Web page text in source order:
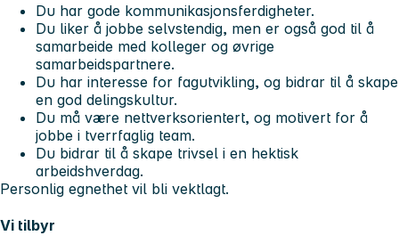
Du har gode kommunikasjonsferdigheter.
Du liker å jobbe selvstendig, men er også god til å
samarbeide med kolleger og øvrige
samarbeidspartnere.
Du har interesse for fagutvikling, og bidrar til å skape
en god delingskultur.
Du må være nettverksorientert, og motivert for å
jobbe i tverrfaglig team.
Du bidrar til å skape trivsel i en hektisk
arbeidshverdag.
Personlig egnethet vil bli vektlagt.
Vi tilbyr